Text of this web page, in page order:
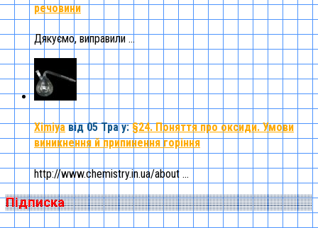
речовини
Дякуємо, виправили ...
Ximiya від 05 Трау:§24. Поняття про оксиди. Умови
виникнення й припинення горіння
http://www.chemistry.in.ua/about ...
Підписка